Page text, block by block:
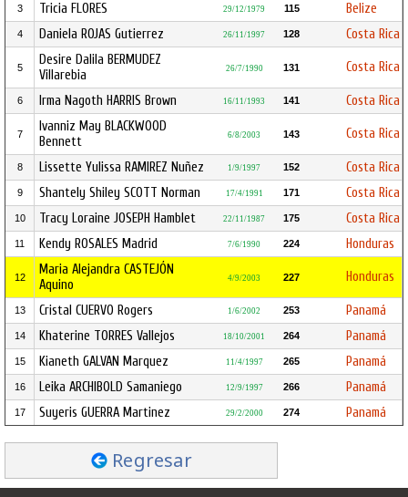
3 Tricia FLORES 29/12/1979 115 Belize
4 Daniela ROJAS Gutierrez 26/11/1997 128 Costa Rica
5
Desire Dalila BERMUDEZ
Villarebia
26/7/1990 131 Costa Rica
6 Irma Nagoth HARRIS Brown 16/11/1993 141 Costa Rica
7
Ivanniz May BLACKWOOD
Bennett
6/8/2003 143 Costa Rica
8 Lissette Yulissa RAMIREZ Nuñez 1/9/1997 152 Costa Rica
9 Shantely Shiley SCOTT Norman 17/4/1991 171 Costa Rica
10 Tracy Loraine JOSEPH Hamblet 22/11/1987 175 Costa Rica
11 Kendy ROSALES Madrid 7/6/1990 224 Honduras
12
Maria Alejandra CASTEJÓN
Aquino
4/9/2003 227 Honduras
13 Cristal CUERVO Rogers 1/6/2002 253 Panamá
14 Khaterine TORRES Vallejos 18/10/2001 264 Panamá
15 Kianeth GALVAN Marquez 11/4/1997 265 Panamá
16 Leika ARCHIBOLD Samaniego 12/9/1997 266 Panamá
17 Suyeris GUERRA Martinez 29/2/2000 274 Panamá
Regresar